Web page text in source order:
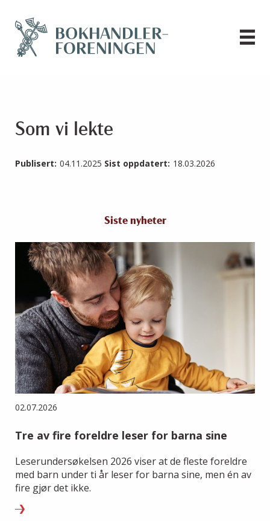
Som vi lekte
Publisert: 04.11.2025 Sist oppdatert: 18.03.2026
Siste nyheter
02.07.2026
Tre av fire foreldre leser for barna sine
Leserundersøkelsen 2026 viser at de fleste foreldre
med barn under ti år leser for barna sine, men én av
fire gjør det ikke.